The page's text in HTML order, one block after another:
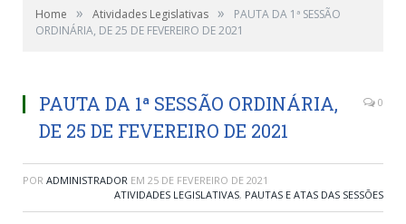
Home » Atividades Legislativas »
PAUTA DA 1ª SESSÃO
ORDINÁRIA, DE 25 DE FEVEREIRO DE 2021
PAUTA DA 1ª SESSÃO ORDINÁRIA,
DE 25 DE FEVEREIRO DE 2021
0
POR ADMINISTRADOR EM 25 DE FEVEREIRO DE 2021
ATIVIDADES LEGISLATIVAS, PAUTAS E ATAS DAS SESSÕES